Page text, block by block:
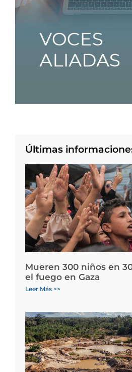
Últimas
Mueren 300 niños en
el fuego en Gaza
Leer Más >>